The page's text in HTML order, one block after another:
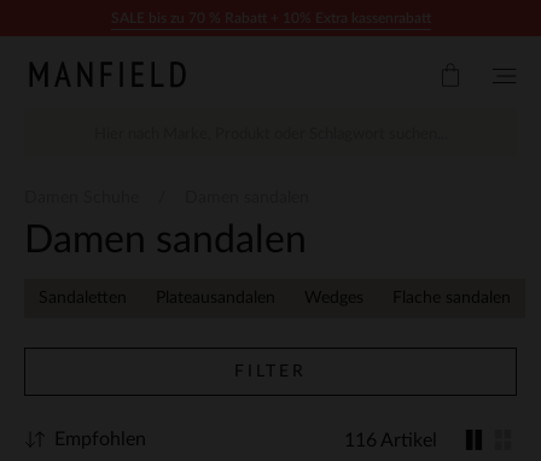
Damen sandalen
Sandaletten Plateausandalen Wedges Flache sandalen
FILTER
116 Artikel
Empfohlen